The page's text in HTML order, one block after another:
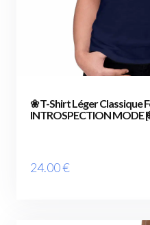
❀ T-Shirt Léger Classique
INTROSPECTION MODE
24.00€